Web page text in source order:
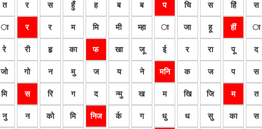
त र स हुँ ह ब ब प चि स हिं स
ा र र म मि मी म्हा ा जा हू हीं ा
रे री हृ का फ खा जू ई र रा पू द
जो गो न मु ज य ने मनि क ज प स
मि स रि ग द न्मु ख म खि जि म त
नु न को मि निज र्क ग धु ध सु का स